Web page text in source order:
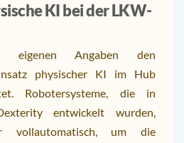
KI bei der LKW-
eigenen Angaben den
physischer KI im Hub
Robotersysteme, die in
entwickelt wurden,
vollautomatisch, um die